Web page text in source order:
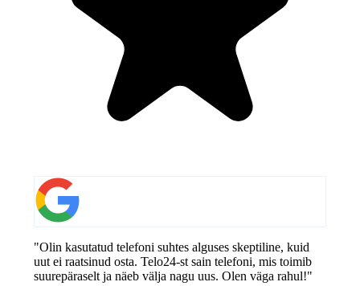
"Olin kasutatud telefoni suhtes alguses skeptiline, kuid
uut ei raatsinud osta. Telo24-st sain telefoni, mis toimib
suurepäraselt ja näeb välja nagu uus. Olen väga rahul!"